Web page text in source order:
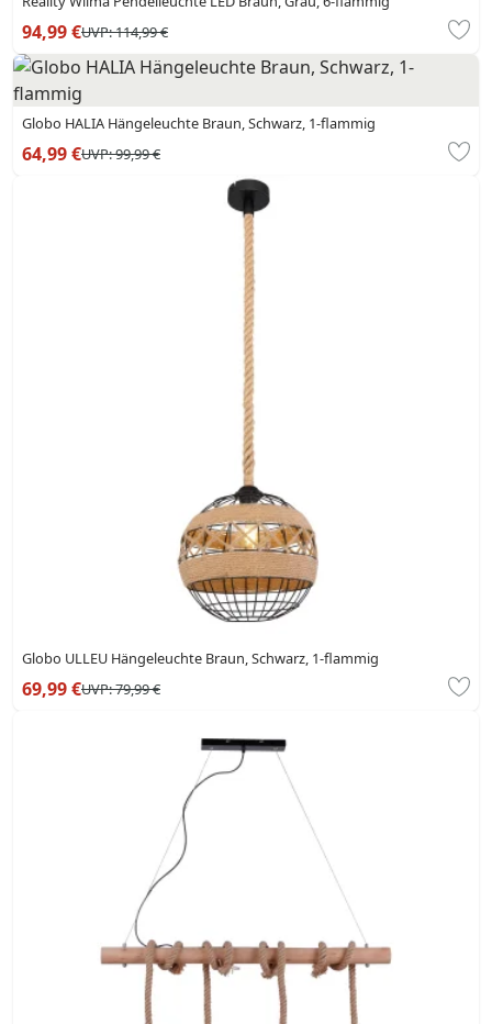
94,99 €UVP:114,99 €
Globo HALIA Hängeleuchte Braun, Schwarz, 1-flammig
64,99 €UVP:99,99 €
Globo ULLEU Hängeleuchte Braun, Schwarz, 1-flammig
69,99 €UVP:79,99 €